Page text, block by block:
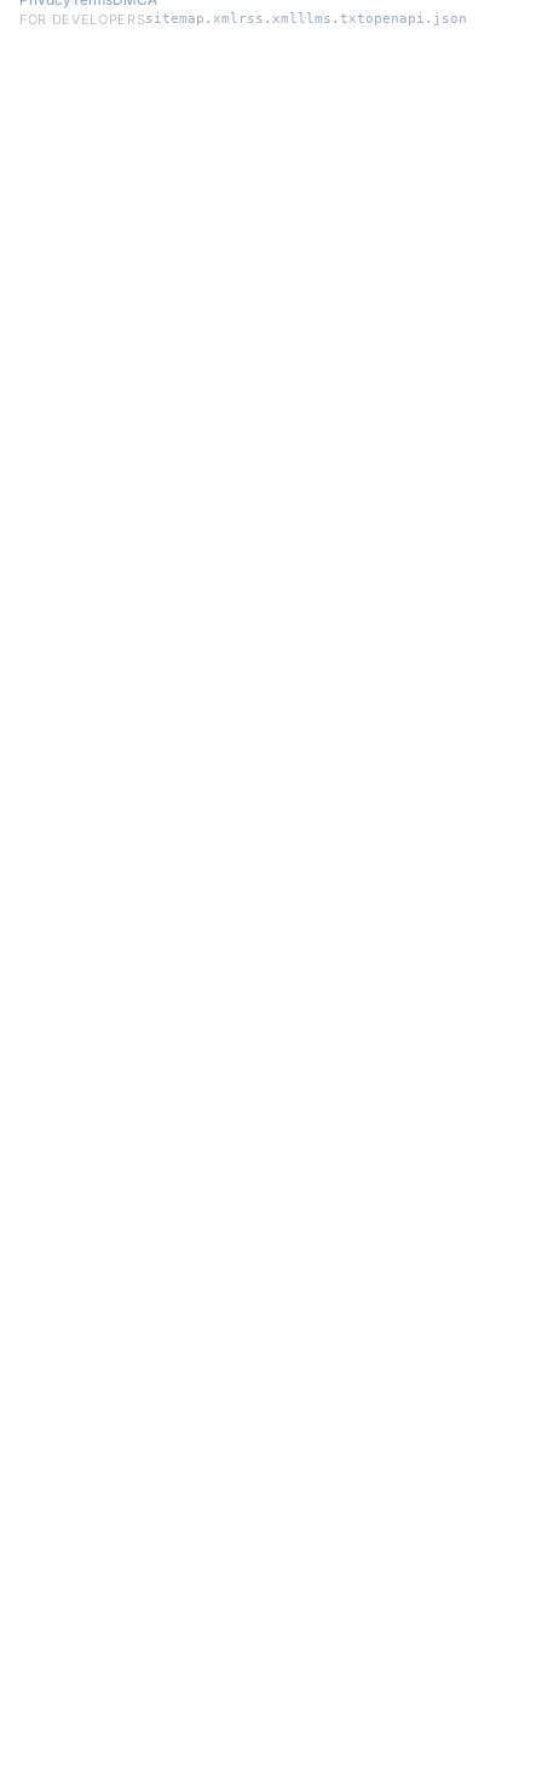
FOR DEVELOPERSsitemap.xml rss.xmlllms.txtopenapi.json